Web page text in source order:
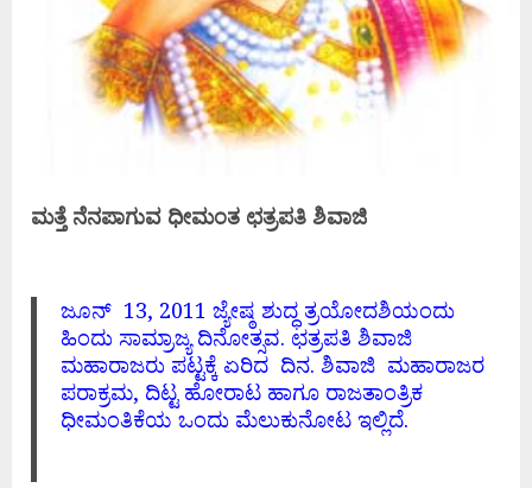
ಮತ್ತೆ ನೆನಪಾಗುವ ಧೀಮಂತ ಛತ್ರಪತಿ ಶಿವಾಜಿ
ಜೂನ್ 13, 2011 ಜ್ಯೇಷ್ಠ ಶುದ್ಧ ತ್ರಯೋದಶಿಯಂದು
ಹಿಂದು ಸಾಮ್ರಾಜ್ಯ ದಿನೋತ್ಸವ. ಛತ್ರಪತಿ ಶಿವಾಜಿ
ಮಹಾರಾಜರು ಪಟ್ಟಕ್ಕೆ ಏರಿದ ದಿನ. ಶಿವಾಜಿ ಮಹಾರಾಜರ
ಪರಾಕ್ರಮ, ದಿಟ್ಟ ಹೋರಾಟ ಹಾಗೂ ರಾಜತಾಂತ್ರಿಕ
ಧೀಮಂತಿಕೆಯ ಒಂದು ಮೆಲುಕುನೋಟ ಇಲ್ಲಿದೆ.